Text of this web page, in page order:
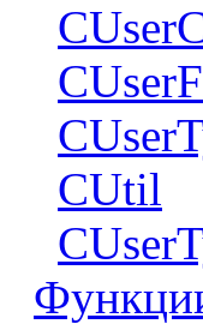
CUtil